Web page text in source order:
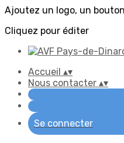
Ajoutez un logo, un
Cliquez pour éditer
Accueil ▴▾
Nous contacter ▴▾
Se connecter